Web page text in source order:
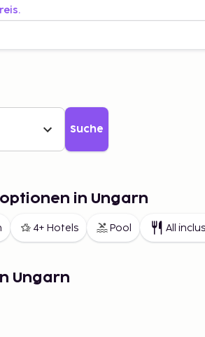
Suche
in Ungarn
4+ Hotels Pool All
Ungarn